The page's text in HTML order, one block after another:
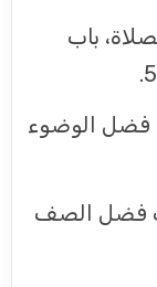
باب
فضل الوضوء
باب فضل الصف